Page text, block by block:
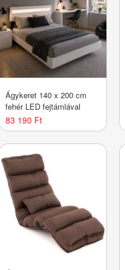
Ágykeret 140 x 200 cm
fehér LED fejtámlával
83 190 Ft